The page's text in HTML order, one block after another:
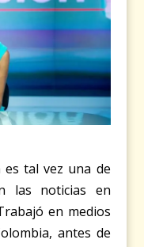
es tal vez una de
las noticias en
en medios
antes de